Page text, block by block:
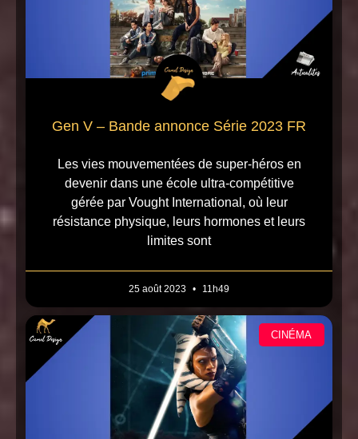
Gen V – Bande annonce Série 2023 FR
Les vies mouvementées de super-héros en
devenir dans une école ultra-compétitive
gérée par Vought International, où leur
résistance physique, leurs hormones et leurs
limites sont
25 août 2023 11h49
CINÉMA